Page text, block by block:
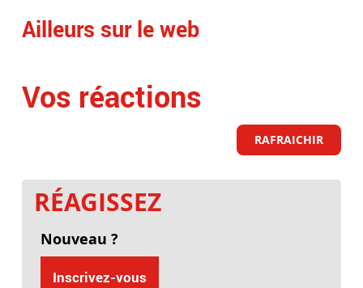
Ailleurs sur le web
Vos réactions
RAFRAICHIR
RÉAGISSEZ
Nouveau ?
Inscrivez-vous